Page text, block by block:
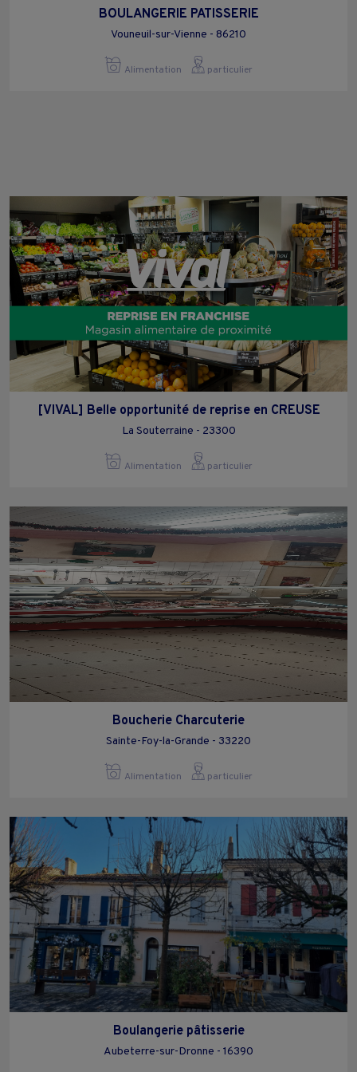
BOULANGERIE PATISSERIE
Vouneuil-sur-Vienne - 86210
Alimentation particulier
[VIVAL] Belle opportunité de reprise en CREUSE
La Souterraine - 23300
Alimentation particulier
Boucherie Charcuterie
Sainte-Foy-la-Grande - 33220
Alimentation particulier
Boulangerie pâtisserie
Aubeterre-sur-Dronne - 16390